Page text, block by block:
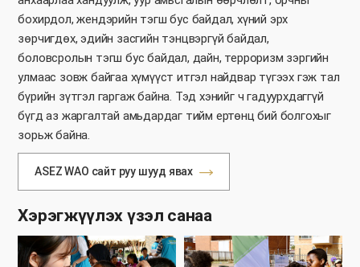
бохирдол, жендэрийн тэгш бус байдал, хүний эрх
зөрчигдөх, эдийн засгийн тэнцвэргүй байдал,
боловсролын тэгш бус байдал, дайн, терроризм зэргийн
улмаас зовж байгаа хүмүүст итгэл найдвар түгээх гэж тал
бүрийн зүтгэл гаргаж байна. Тэд хэнийг ч гадуурхдаггүй
бүгд аз жаргалтай амьдардаг тийм ертөнц бий болгохыг
зорьж байна.
ASEZ WAO сайт руу шууд явах
Хэрэгжүүлэх үзэл санаа